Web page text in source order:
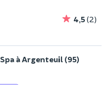
4,5(2)
à Argenteuil (95)